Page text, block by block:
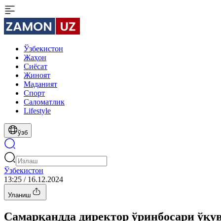
Ўзбекистон
Жаҳон
Сиёсат
Жиноят
Маданият
Спорт
Cаломатлик
Lifestyle
ўзб
Ўзбекистон
13:25 / 16.12.2024
Уланиш
Самарқандда директор ўринбосари